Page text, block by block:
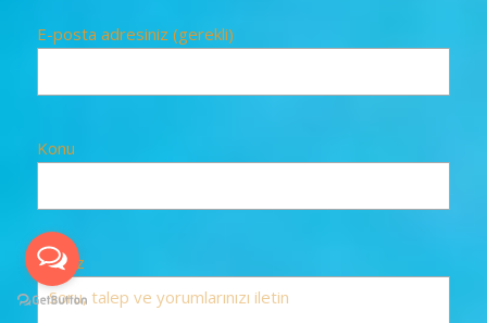
E-posta adresiniz (gerekli)
Konu
İletiniz